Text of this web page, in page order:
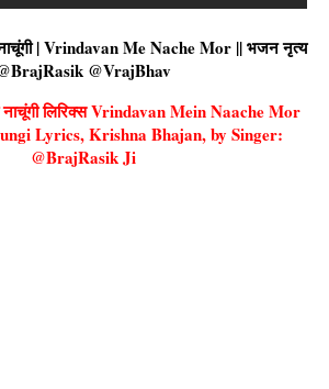
नाचूंगी | Vrindavan Me Nache Mor || भजन नृत्य
@VrajBhav
नाचूंगी लिरिक्स Vrindavan Mein Naache Mor
Lyrics, Krishna Bhajan, by Singer:
@BrajRasik Ji